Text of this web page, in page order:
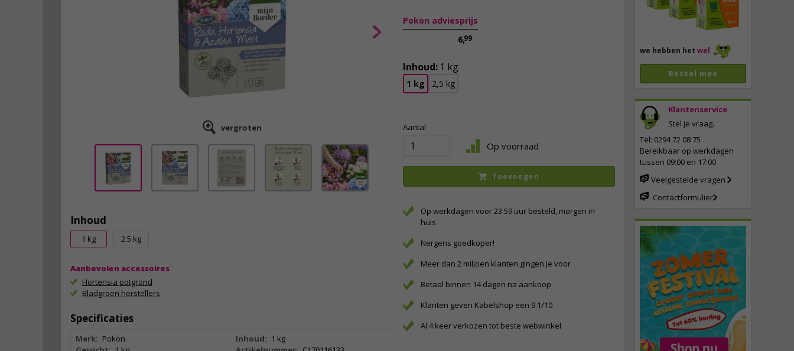
we hebben het wel
Bestel mee
Klantenservice
Stel je vraag.
Tel: 0294 72 08 75
Bereikbaar op werkdagen
tussen 09:00 en 17:00
Veelgestelde vragen
Contactformulier
vergroten
Inhoud
1 kg 2.5 kg
Aanbevolen accessoires
Hortensia potgrond
Bladgroen herstellers
Specificaties
Merk: Pokon
Inhoud: 1 kg
Pokon adviesprijs
6,99
Inhoud: 1 kg
1 kg 2,5 kg
Aantal
Op voorraad
Toevoegen
Op werkdagen voor 23:59 uur besteld, morgen in
huis
Nergens goedkoper!
Meer dan 2 miljoen klanten gingen je voor
Betaal binnen 14 dagen na aankoop
Klanten geven Kabelshop een 9.1/10
Al 4 keer verkozen tot beste webwinkel